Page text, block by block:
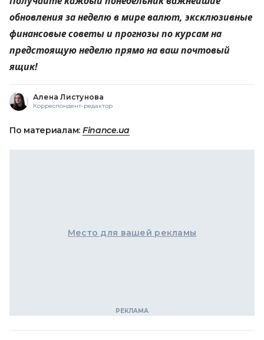
обновления за неделю в мире валют, эксклюзивные
финансовые советы и прогнозы по курсам на
предстоящую неделю прямо на ваш почтовый
ящик!
Алена Листунова
Корреспондент-редактор
По материалам: Finance.ua
Место для вашей рекламы